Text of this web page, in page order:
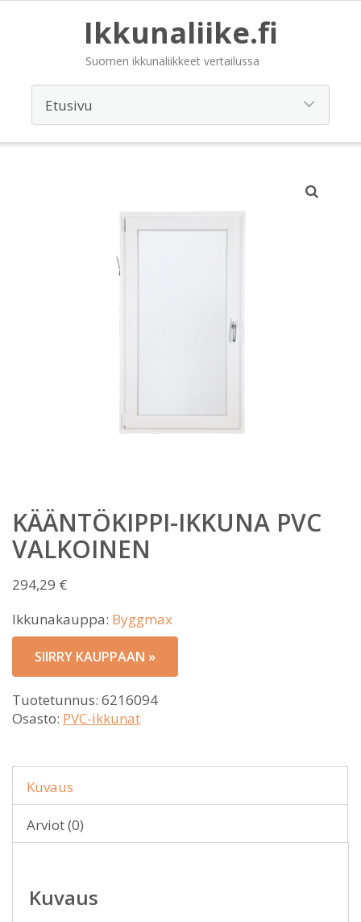
Ikkunaliike.fi
Suomen ikkunaliikkeet vertailussa
KÄÄNTÖKIPPI-IKKUNA PVC
VALKOINEN
294,29 €
Ikkunakauppa: Byggmax
SIIRRY KAUPPAAN »
Tuotetunnus: 6216094
Osasto: PVC-ikkunat
Kuvaus
Arviot (0)
Kuvaus